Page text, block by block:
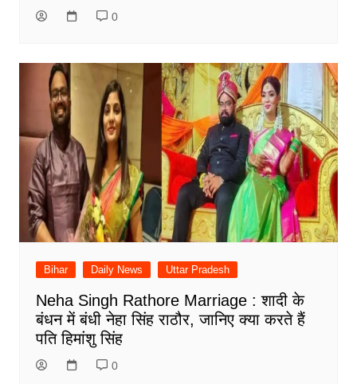
0
Bihar Daily News Uttar Pradesh
Neha Singh Rathore Marriage : शादी के
बंधन में बंधी नेहा सिंह राठौर, जानिए क्या करते हैं
पति हिमांशु सिंह
0